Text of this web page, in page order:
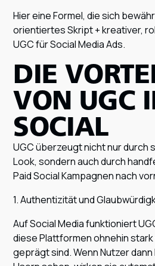
Hier eine Formel, die sich
orientiertes Skript + kreativer,
UGC für Social Media Ads.
DIE
VON UGC
SOCIAL
UGC überzeugt nicht nur durch
Look, sondern auch durch
Paid Social Kampagnen nach
1. Authentizität und
Auf Social Media funktioniert
diese Plattformen ohnehin
geprägt sind. Wenn Nutzer